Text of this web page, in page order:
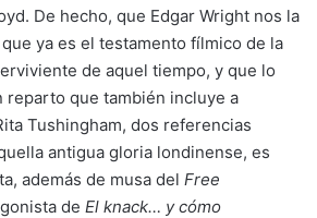
De hecho, que Edgar Wright nos la
ya es el testamento fílmico de la
de aquel tiempo, y que lo
reparto que también incluye a
Tushingham, dos referencias
antigua gloria londinense, es
además de musa del Free
de El knack… y cómo